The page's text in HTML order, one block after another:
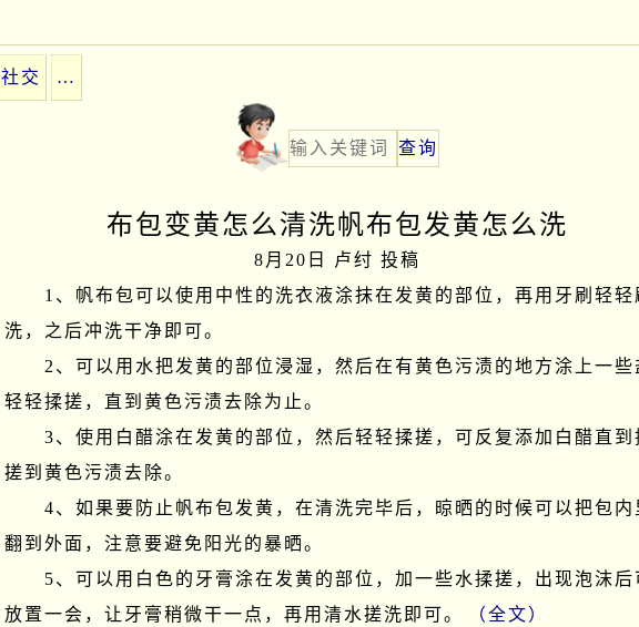
社交 …
布包变黄怎么清洗帆布包发黄怎么洗
8月20日 卢纣 投稿
1、帆布包可以使用中性的洗衣液涂抹在发黄的部位，再用牙刷轻轻
洗，之后冲洗干净即可。
2、可以用水把发黄的部位浸湿，然后在有黄色污渍的地方涂上一些
轻轻揉搓，直到黄色污渍去除为止。
3、使用白醋涂在发黄的部位，然后轻轻揉搓，可反复添加白醋直到
搓到黄色污渍去除。
4、如果要防止帆布包发黄，在清洗完毕后，晾晒的时候可以把包内
翻到外面，注意要避免阳光的暴晒。
5、可以用白色的牙膏涂在发黄的部位，加一些水揉搓，出现泡沫后
放置一会，让牙膏稍微干一点，再用清水搓洗即可。
（全文）